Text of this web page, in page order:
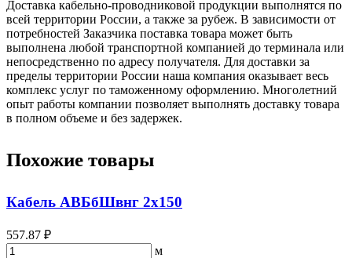
Доставка кабельно-проводниковой продукции выполнятся по
всей территории России, а также за рубеж. В зависимости от
потребностей Заказчика поставка товара может быть
выполнена любой транспортной компанией до терминала или
непосредственно по адресу получателя. Для доставки за
пределы территории России наша компания оказывает весь
комплекс услуг по таможенному оформлению. Многолетний
опыт работы компании позволяет выполнять доставку товара
в полном объеме и без задержек.
Похожие товары
Кабель АВБбШвнг 2х150
557.87 ₽
м